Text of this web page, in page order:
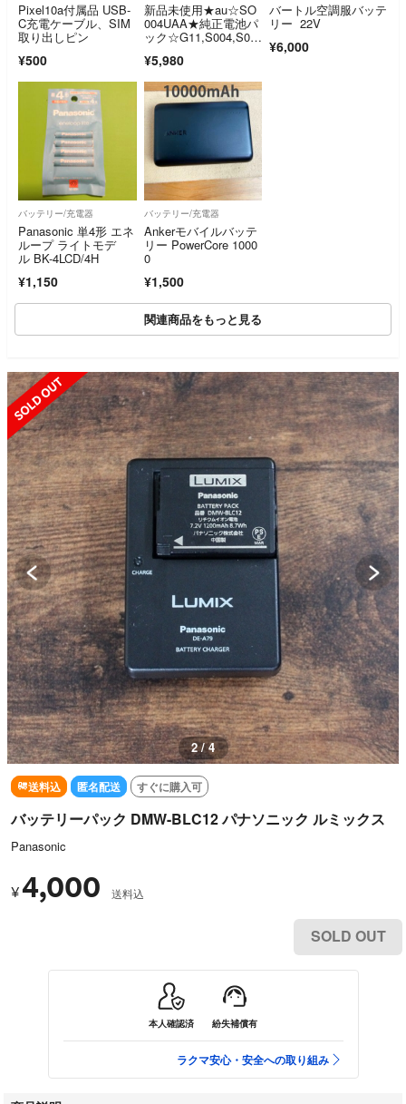
Pixel10a付属品 USB-
C充電ケーブル、SIM
取り出しピン
¥500
新品未使用★au☆SO
004UAA★純正電池パ
ック☆G11,S004,S00
リー☆送料無料
¥5,980
バートル空調服バッテ
リー 22V
¥6,000
バッテリー/充電器
Panasonic 単4形 エネ
ループ ライトモデ
ル BK-4LCD/4H
¥1,150
バッテリー/充電器
Ankerモバイルバッテ
リー PowerCore 1000
0
¥1,500
関連商品をもっと見る
SOLD OUT
2 / 4
送料込 匿名配送 すぐに購入可
バッテリーパック DMW-BLC12 パナソニック ルミックス
Panasonic
¥4,000 送料込
SOLD OUT
本人確認済 紛失補償有
ラクマ安心・安全への取り組み